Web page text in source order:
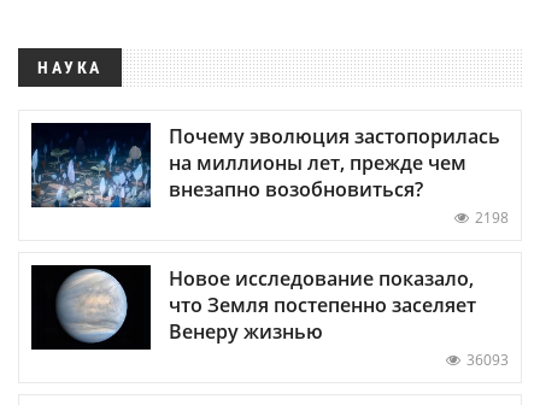
НАУКА
Почему эволюция застопорилась
на миллионы лет, прежде чем
внезапно возобновиться?
2198
Новое исследование показало,
что Земля постепенно заселяет
Венеру жизнью
36093